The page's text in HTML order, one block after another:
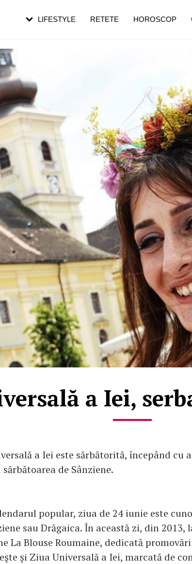
a Iei,
a Iei este sărbătorită, începând cu
de Sânziene.
popular, ziua de 24 iunie este
sau Drăgaica. În această zi, din
La Blouse Roumaine, dedicată
şi Ziua Universală a Iei, marcată de
LIFESTYLE RETETE HOROSCOP
pe măsură ce înaintezi în